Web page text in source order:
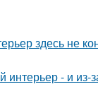
здесь не
интерьер - и